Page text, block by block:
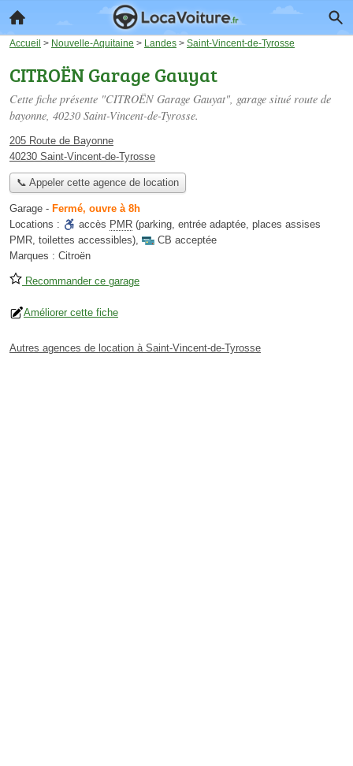
Accueil > Nouvelle-Aquitaine > Landes > Saint-Vincent-de-Tyrosse
CITROËN Garage Gauyat
Cette fiche présente "CITROËN Garage Gauyat", garage situé route de
bayonne, 40230 Saint-Vincent-de-Tyrosse.
205 Route de Bayonne
40230 Saint-Vincent-de-Tyrosse
📞 Appeler cette agence de location
Garage - Fermé, ouvre à 8h
Locations :
accès PMR (parking, entrée adaptée, places assises
PMR, toilettes accessibles),
CB acceptée
Marques : Citroën
Recommander ce garage
Améliorer cette fiche
Autres agences de location à Saint-Vincent-de-Tyrosse